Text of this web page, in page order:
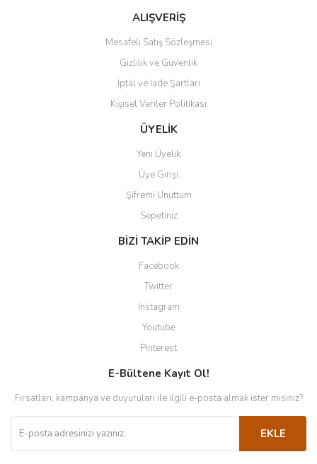
Gönder
ALIŞVERİŞ
Mesafeli Satış Sözleşmesi
Gizlilik ve Güvenlik
İptal ve İade Şartları
Kişisel Veriler Politikası
ÜYELİK
Yeni Üyelik
Üye Girişi
Şifremi Unuttum
Sepetiniz
BİZİ TAKİP EDİN
Facebook
Twitter
Instagram
Youtube
Pinterest
E-Bültene Kayıt Ol!
Fırsatları, kampanya ve duyuruları ile ilgili e-posta almak ister misiniz?
EKLE